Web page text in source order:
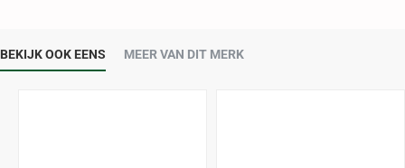
BEKIJK OOK EENS MEER VAN DIT MERK